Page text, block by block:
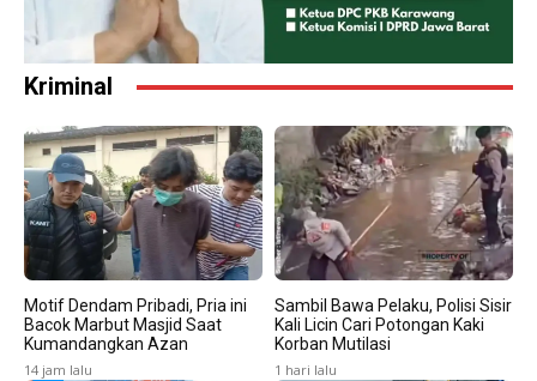
Kriminal
Motif Dendam Pribadi, Pria ini
Bacok Marbut Masjid Saat
Kumandangkan Azan
14 jam lalu
Sambil Bawa Pelaku, Polisi Sisir
Kali Licin Cari Potongan Kaki
Korban Mutilasi
1 hari lalu